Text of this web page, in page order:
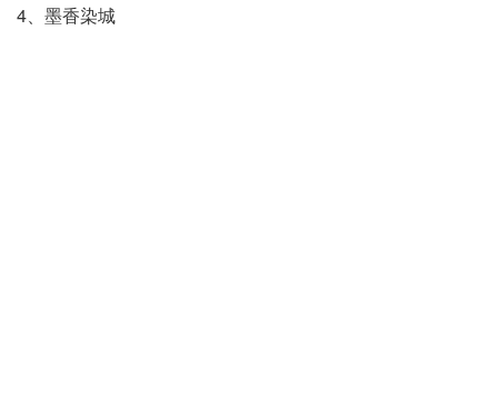
4、墨香染城